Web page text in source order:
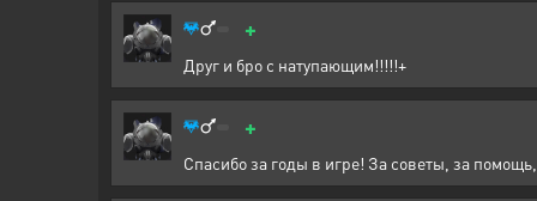
+
Друг и бро с натупающим!!!!!+
+
Спасибо за годы в игре! За советы, за